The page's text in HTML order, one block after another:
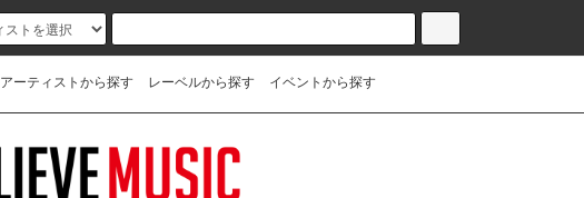
アーティストから探す レーベルから探す イベントから探す